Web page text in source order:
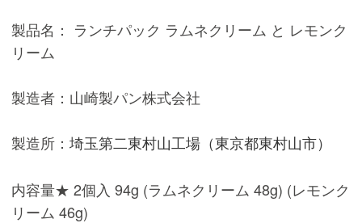
製品名： ランチパック ラムネクリーム と レモンク
リーム
製造者：山崎製パン株式会社
製造所： 埼玉第二東村山工場（東京都東村山市）
内容量★ 2個入 94g (ラムネクリーム 48g) (レモンク
リーム 46g)